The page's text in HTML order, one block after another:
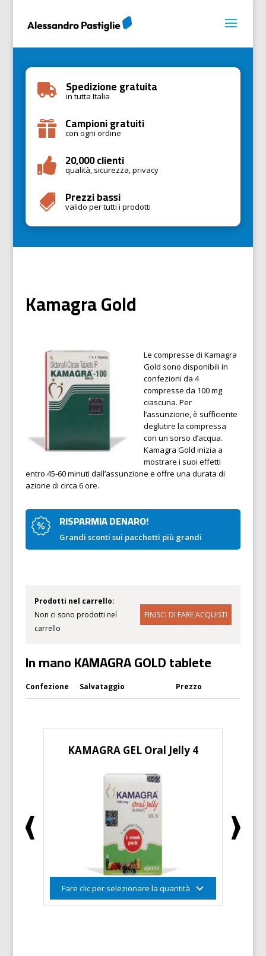
 Spedizione gratuita
in tutta Italia
 Campioni gratuiti
con ogni ordine
 20,000 clienti
qualità, sicurezza, privacy
 Prezzi bassi
valido per tutti i prodotti
Kamagra Gold
Le compresse di Kamagra
Gold sono disponibili in
confezioni da 4
compresse da 100 mg
ciascuna. Per
l’assunzione, è sufficiente
deglutire la compressa
con un sorso d’acqua.
Kamagra Gold inizia a
mostrare i suoi effetti
entro 45-60 minuti dall’assunzione e offre una durata di
azione di circa 6 ore.
RISPARMIA DENARO!
Grandi sconti sui pacchetti più grandi
Prodotti nel carrello:
Non ci sono prodotti nel
carrello
In mano KAMAGRA GOLD tablete
Confezione Salvataggio Prezzo
KAMAGRA GEL Oral Jelly 4